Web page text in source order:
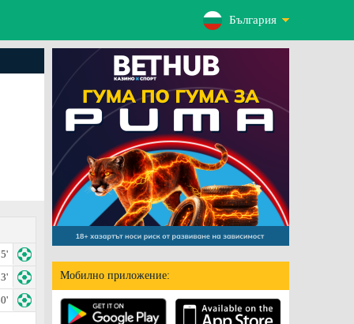
България
Мобилно приложение:
5'